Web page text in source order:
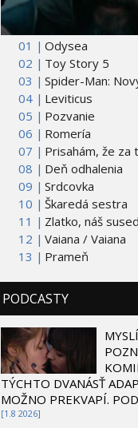
01 | Odysea
02 | Toy Story 5
03 | Spider-Man:
04 | Leviticus
05 | Pozvanie
06 | Romería
07 | Prisahám, že za
08 | Deň odhalenia
09 | Srdcovka
10 | Škaredá sestra
11 | Zlatko, náš
12 | Vaiana / Vaiana
13 | Prameň
PODCASTY
TÝCHTO DVANÁSŤ
MOŽNO PREKVAPÍ.
[1.8 2026]